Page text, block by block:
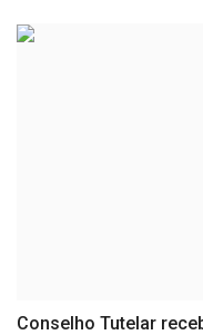
Conselho Tutelar